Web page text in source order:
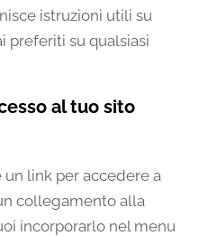
istruzioni utili su
preferiti su qualsiasi
al tuo sito
un link per accedere a
collegamento alla
incorporarlo nel menu